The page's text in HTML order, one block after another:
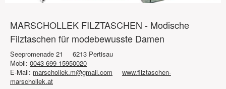
MARSCHOLLEK FILZTASCHEN - Modische
Filztaschen für modebewusste Damen
Seepromenade 21
6213 Pertisau
Mobil: 0043 699 15950020
E-Mail: marschollek.m@gmail.com
www.filztaschen-
marschollek.at